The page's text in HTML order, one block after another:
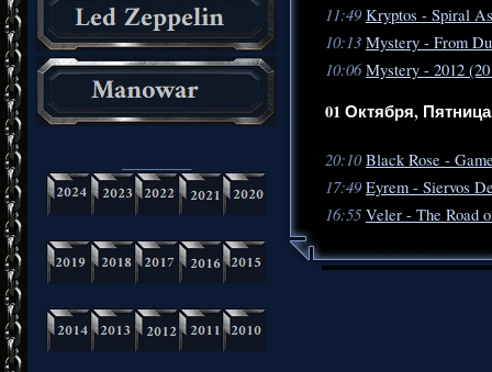
11:49 Kryptos - Spiral
10:13 Mystery - From
10:06 Mystery - 2012
01 Октября, Пятница
20:10 Black Rose -
17:49 Eyrem - Siervos
16:55 Veler - The Road